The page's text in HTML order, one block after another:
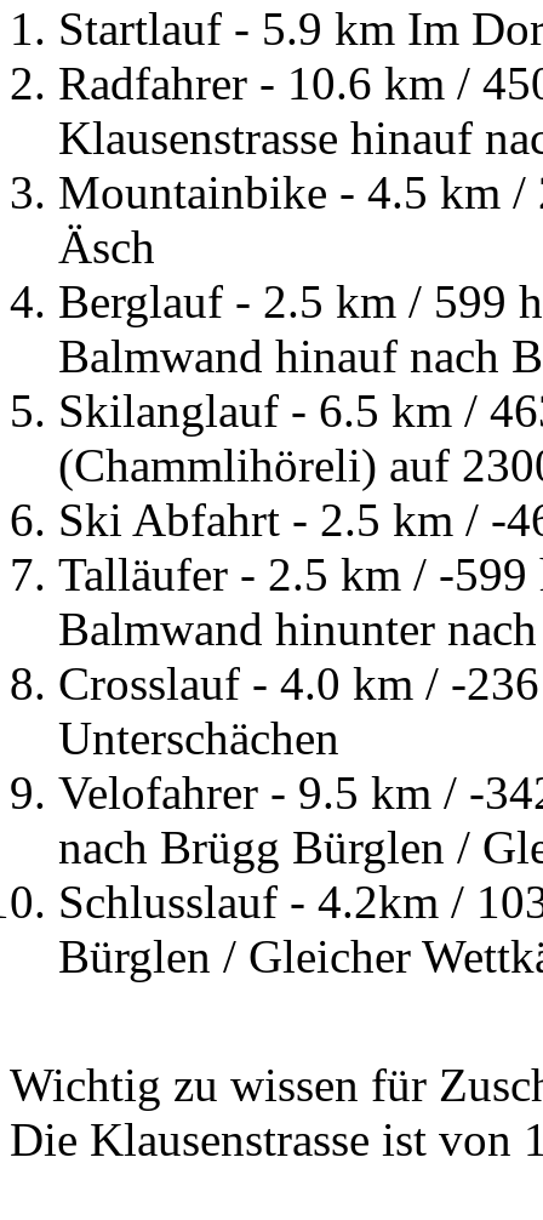
Startlauf - 5.9 km Im
Radfahrer - 10.6 km /
Klausenstrasse hinauf
Mountainbike - 4.5 km /
Äsch
Berglauf - 2.5 km / 599
Balmwand hinauf nach
Skilanglauf - 6.5 km /
(Chammlihöreli) auf
Ski Abfahrt - 2.5 km / -
Talläufer - 2.5 km / -
Balmwand hinunter
Crosslauf - 4.0 km / -
Unterschächen
Velofahrer - 9.5 km / -
nach Brügg Bürglen /
Schlusslauf - 4.2km /
Bürglen / Gleicher
Wichtig zu wissen für
Die Klausenstrasse ist von